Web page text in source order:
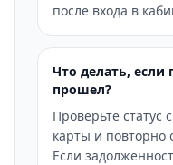
после входа в
Что делать, если
прошел?
Проверьте статус
карты и повторно
Если